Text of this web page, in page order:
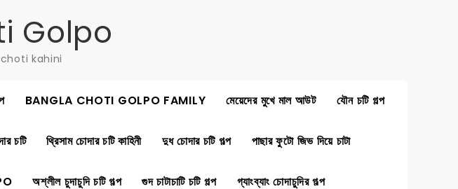
Golpo
choti kahini
BANGLA CHOTI GOLPO FAMILY মেয়েদের মুখে মাল আউট যৌন চটি গল্প
চটি থ্রিসাম চোদার চটি কাহিনী দুধ চোদার চটি গল্প পাছার ফুটো জিভ দিয়ে চাটা
অশ্লীল চুদাচুদি চটি গল্প গুদ চাটাচাটি চটি গল্প গ্যাংব্যাং চোদাচুদির গল্প